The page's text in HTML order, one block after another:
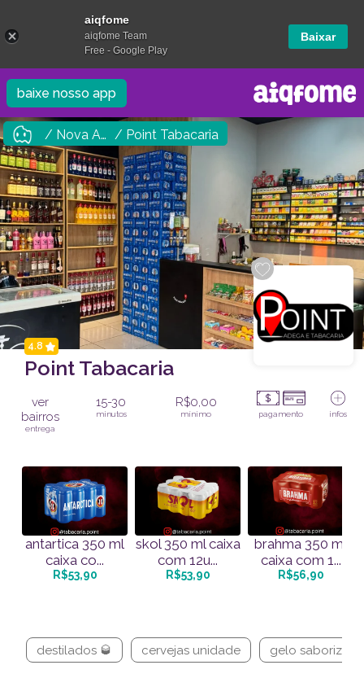
baixe nosso app
/ Nova Andradina / Point Tabacaria
4.8
Point Tabacaria
ver
bairros
entrega
15-30
minutos
R$0,00
mínimo pagamento infos
antartica 350 ml
caixa co...
R$53,90
skol 350 ml caixa
com 12u...
R$53,90
brahma 350 ml
caixa com 1...
R$56,90
destilados 🥃 cervejas unidade gelo
aiqfome
aiqfome Team
Free - Google Play
Baixar